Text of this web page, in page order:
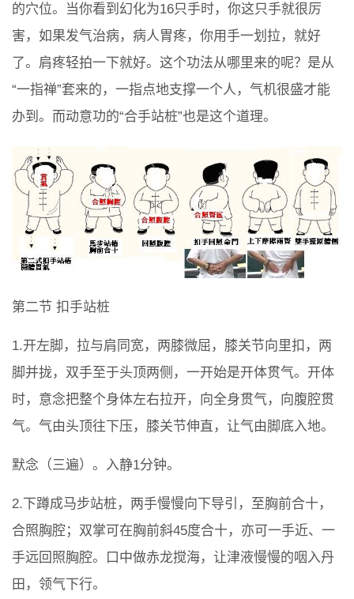
的穴位。当你看到幻化为16只手时，你这只手就很厉
害，如果发气治病，病人胃疼，你用手一划拉，就好
了。肩疼轻拍一下就好。这个功法从哪里来的呢？是从
“一指禅”套来的，一指点地支撑一个人，气机很盛才能
办到。而动意功的“合手站桩”也是这个道理。
第二节 扣手站桩
1.开左脚，拉与肩同宽，两膝微屈，膝关节向里扣，两
脚并拢，双手至于头顶两侧，一开始是开体贯气。开体
时，意念把整个身体左右拉开，向全身贯气，向腹腔贯
气。气由头顶往下压，膝关节伸直，让气由脚底入地。
默念（三遍）。入静1分钟。
2.下蹲成马步站桩，两手慢慢向下导引，至胸前合十，
合照胸腔；双掌可在胸前斜45度合十，亦可一手近、一
手远回照胸腔。口中做赤龙搅海，让津液慢慢的咽入丹
田，领气下行。